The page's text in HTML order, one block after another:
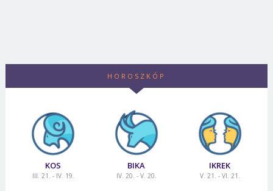
HOROSZKÓP
KOS
III. 21. - IV. 19.
BIKA
IV. 20. - V. 20.
IKREK
V. 21. - VI. 21.